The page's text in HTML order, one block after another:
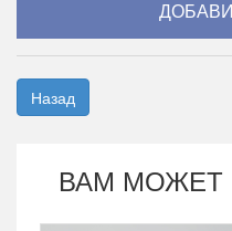
Назад
ВАМ МОЖЕТ